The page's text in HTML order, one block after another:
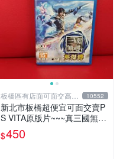
板橋區有店面可面交高價
回收電玩
10552
新北市板橋超便宜可面交賣P
S VITA原版片~~~真三國無雙
英傑傳 中文版~~~實體店面可
面交
$450